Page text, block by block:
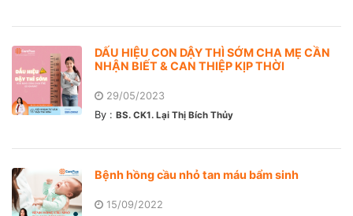
DẤU HIỆU CON DẬY THÌ SỚM CHA MẸ CẦN
NHẬN BIẾT & CAN THIỆP KỊP THỜI
29/05/2023
By : BS. CK1. Lại Thị Bích Thủy
Bệnh hồng cầu nhỏ tan máu bẩm sinh
15/09/2022